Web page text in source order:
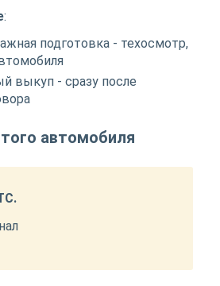
:
подготовка - техосмотр,
выкуп - сразу после
автомобиля